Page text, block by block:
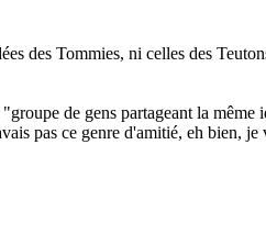
des Tommies, ni celles des
de gens partageant la même
pas ce genre d'amitié, eh bien,